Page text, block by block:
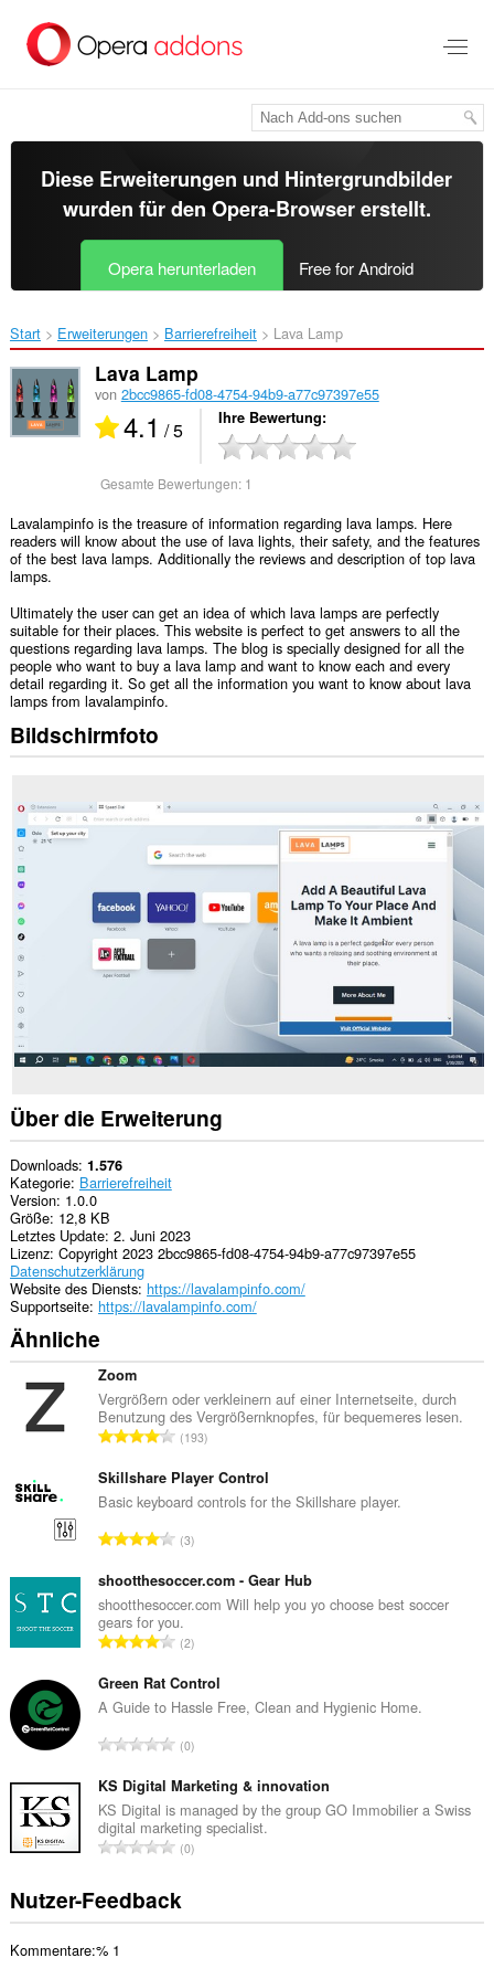
Hauptinhalt
springen
Diese Erweiterungen und Hintergrundbilder
wurden für den Opera-Browsererstellt.
Opera herunterladen Free for Android
Start Erweiterungen Barrierefreiheit Lava Lamp‎
Lava Lamp
von 2bcc9865-fd08-4754-94b9-a77c97397e55
4.1 / 5 Ihre Bewertung
Gesamte Bewertungen: 1
Lavalampinfo is the treasure of information regarding lava lamps. Here
readers will know about the use of lava lights, their safety, and the features
of the best lava lamps. Additionally the reviews and description of top lava
lamps.
Ultimately the user can get an idea of which lava lamps are perfectly
suitable for their places. This website is perfect to get answers to all the
questions regarding lava lamps. The blog is specially designed for all the
people who want to buy a lava lamp and want to know each and every
detail regarding it. So get all the information you want to know about lava
lamps from lavalampinfo.
Bildschirmfoto
Über die Erweiterung
Downloads 1.576
Kategorie Barrierefreiheit
Version 1.0.0
Größe 12,8 KB
Letztes Update 2. Juni 2023
Lizenz Copyright 2023 2bcc9865-fd08-4754-94b9-a77c97397e55
Datenschutzerklärung
Website des Diensts https://lavalampinfo.com/
Supportseite https://lavalampinfo.com/
Ähnliche
Zoom
Vergrößern oder verkleinern auf einer Internetseite, durch
Benutzung des Vergrößernknopfes, für bequemeres lesen.
G
s
a
t
B
e
w
e
r
t
n
e
n
:
193
Skillshare Player Control
Basic keyboard controls for the Skillshare player.
G
s
a
m
t
B
e
w
e
r
t
u
n
e
n
3
shootthesoccer.com - Gear Hub
shootthesoccer.com Will help you yo choose best soccer
gears for you.
G
s
a
t
B
e
w
e
t
u
2
Green Rat Control
A Guide to Hassle Free, Clean and Hygienic Home.
G
s
a
m
t
B
e
0
KS Digital Marketing & innovation
KS Digital is managed by the group GO Immobilier a Swiss
digital marketing specialist.
G
s
a
0
Nutzer-Feedback
Kommentare:% 1